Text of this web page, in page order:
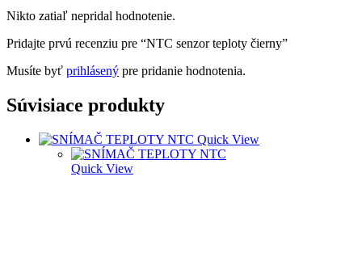
Nikto zatiaľ nepridal hodnotenie.
Pridajte prvú recenziu pre “NTC senzor teploty čierny”
Musíte byť prihlásený pre pridanie hodnotenia.
Súvisiace produkty
Quick View
Quick View